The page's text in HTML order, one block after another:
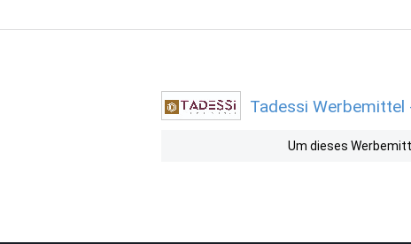
Tadessi Werbemittel
Um dieses